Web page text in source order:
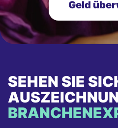
Geld
SEHEN SIE